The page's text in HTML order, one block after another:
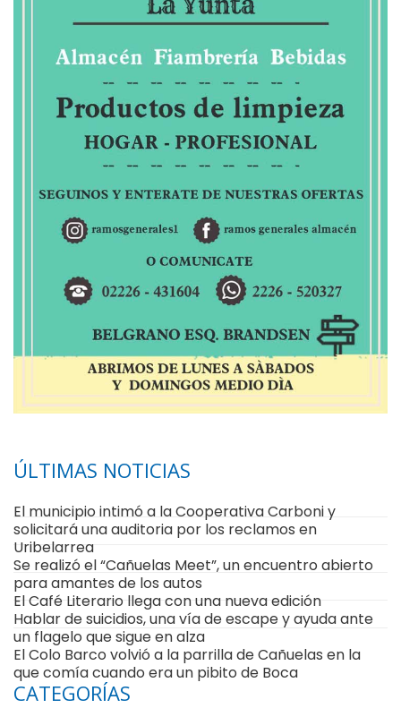
ÚLTIMAS NOTICIAS
El municipio intimó a la Cooperativa Carboni y
solicitará una auditoria por los reclamos en
Uribelarrea
Se realizó el “Cañuelas Meet”, un encuentro abierto
para amantes de los autos
El Café Literario llega con una nueva edición
Hablar de suicidios, una vía de escape y ayuda ante
un flagelo que sigue en alza
El Colo Barco volvió a la parrilla de Cañuelas en la
que comía cuando era un pibito de Boca
CATEGORÍAS